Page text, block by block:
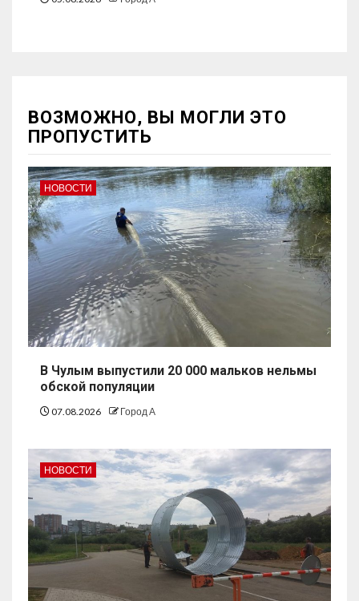
ВОЗМОЖНО, ВЫ МОГЛИ ЭТО
ПРОПУСТИТЬ
НОВОСТИ
В Чулым выпустили 20 000 мальков нельмы
обской популяции
07.08.2026 Город А
НОВОСТИ